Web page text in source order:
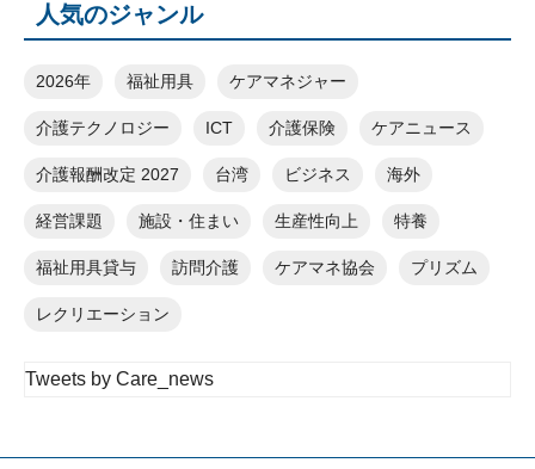
人気のジャンル
2026年 福祉用具 ケアマネジャー
介護テクノロジー ICT 介護保険 ケアニュース
介護報酬改定 2027 台湾 ビジネス 海外
経営課題 施設・住まい 生産性向上 特養
福祉用具貸与 訪問介護 ケアマネ協会 プリズム
レクリエーション
Tweets by Care_news